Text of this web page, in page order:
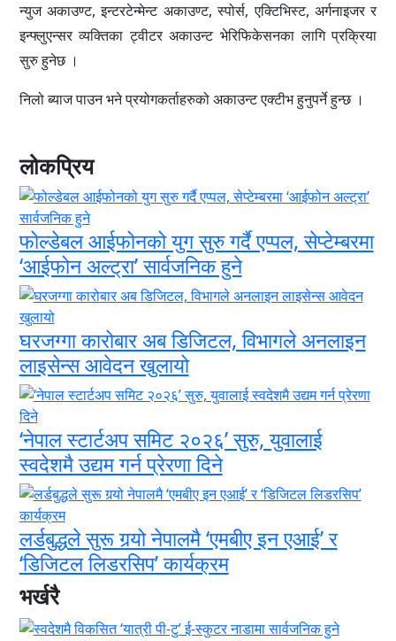
न्युज अकाउण्ट, इन्टरटेन्मेन्ट अकाउण्ट, स्पोर्स, एक्टिभिस्ट, अर्गनाइजर र
इन्फ्लुएन्सर व्यक्तिका ट्वीटर अकाउन्ट भेरिफिकेसनका लागि प्रक्रिया
सुरु हुनेछ ।
निलो ब्याज पाउन भने प्रयोगकर्ताहरुको अकाउन्ट एक्टीभ हुनुपर्ने हुन्छ ।
लोकप्रिय
फोल्डेबल आईफोनको युग सुरु गर्दै एप्पल, सेप्टेम्बरमा
‘आईफोन अल्ट्रा’ सार्वजनिक हुने
घरजग्गा कारोबार अब डिजिटल, विभागले अनलाइन
लाइसेन्स आवेदन खुलायो
‘नेपाल स्टार्टअप समिट २०२६’ सुरु, युवालाई
स्वदेशमै उद्यम गर्न प्रेरणा दिने
लर्डबुद्धले सुरू गर्‍यो नेपालमै ‘एमबीए इन एआई’ र
‘डिजिटल लिडरसिप’ कार्यक्रम
भर्खरै